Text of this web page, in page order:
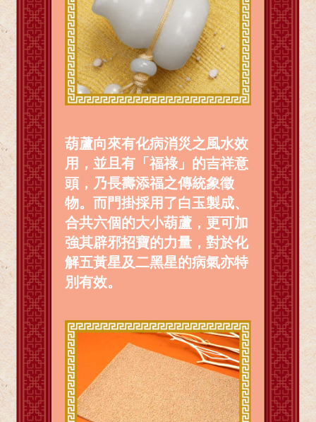
葫蘆向來有化病消災之風水效
用，並且有「福祿」的吉祥意
頭，乃長壽添福之傳統象徵
物。而門掛採用了白玉製成、
合共六個的大小葫蘆，更可加
強其辟邪招寶的力量，對於化
解五黃星及二黑星的病氣亦特
別有效。